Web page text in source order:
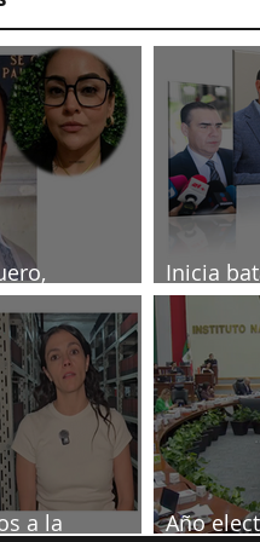
de
Inicia
2027
a la
Año